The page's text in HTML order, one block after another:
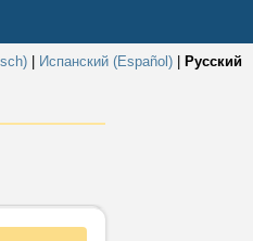
Испанский (Español) Русский